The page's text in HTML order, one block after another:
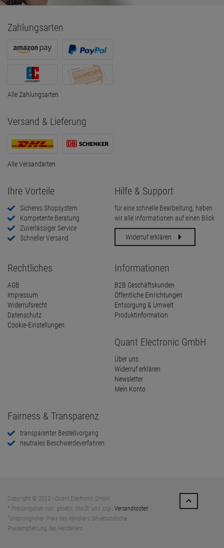
Zahlungsarten
Alle Zahlungsarten
Versand & Lieferung
Alle Versandarten
Ihre Vorteile
Sicheres Shopsystem
Kompetente Beratung
Zuverlässiger Service
Schneller Versand
Hilfe & Support
für eine schnelle Bearbeitung, haben
wir alle Informationen auf einen Blick
Widerruf erklären
Rechtliches
AGB
Impressum
Widerrufsrecht
Datenschutz
Cookie-Einstellungen
Informationen
B2B Geschäftskunden
Öffentliche Einrichtungen
Entsorgung & Umwelt
Produktinformation
Quant Electronic GmbH
Über uns
Widerruf erklären
Newsletter
Mein Konto
Fairness & Transparenz
transparenter Bestellvorgang
neutrales Beschwerdeverfahren
Copyright © 2022 - Quant Electronic GmbH
* Preisangaben inkl. gesetzl. MwSt. und zzgl. Versandkosten
Ursprünglicher Preis des Händlers, Unverbindliche
Preisempfehlung des Herstellers